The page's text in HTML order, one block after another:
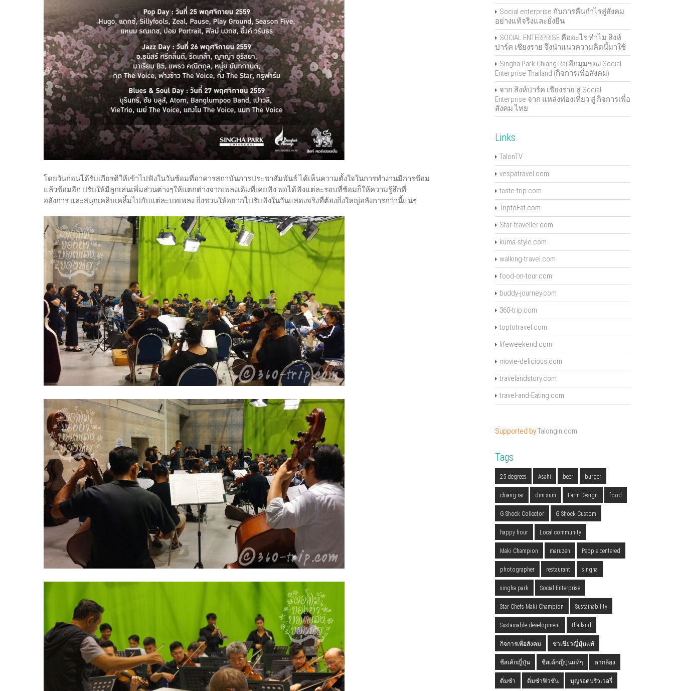
โดยวันก่อนได้รับเกียรติให้เข้าไปฟังในวันซ้อมที่อาคารสถาบันการประชาสัมพันธ์ ได้เห็นความตั้งใจในการทำงานมีการซ้อม
แล้วซ้อมอีก ปรับให้มีลูกเล่นเพิ่มส่วนต่างๆให้แตกต่างจากเพลงเดิมที่เคยฟัง พอได้ฟังแต่ละรอบที่ซ้อมก็ให้ความรู้สึกที่
อลังการ และสนุกเคลิบเคลิ้มไปกับแต่ละบทเพลง ยิ่งชวนให้อยากไปรับฟังในวันแสดงจริงที่ต้องยิ่งใหญ่อลังการกว่านี้แน่ๆ
Social enterprise กับการคืนกำไรสู่สังคม
อย่างแท้จริงและยั่งยืน
SOCIAL ENTERPRISE คืออะไร ทำไม สิงห์
ปาร์ค เชียงราย จึงนำแนวความคิดนี้มาใช้
Singha Park Chiang Rai อีกมุมของ Social
Enterprise Thailand (กิจการเพื่อสังคม)
จาก สิงห์ปาร์ค เชียงราย สู่ Social
Enterprise จาก แหล่งท่องเที่ยว สู่ กิจการเพื่อ
สังคม ไทย
Links
TalonTV
vespatravel.com
taste-trip.com
TriptoEat.com
Star-traveller.com
kuma-style.com
walking-travel.com
food-on-tour.com
buddy-journey.com
360-trip.com
toptotravel.com
lifeweekend.com
movie-delicious.com
travelandstory.com
travel-and-Eating.com
Supported byTalongin.com
Tags
25 degrees Asahi beer burger
chiang rai dim sum Farm Design food
G Shock Collector G Shock Custom
happy hour Local community
Maki Champion maruzen People centered
photographer restaurant singha
singha park Social Enterprise
Star Chefs Maki Champion Sustainability
Sustainable development thailand
กิจการเพื่อสังคม ชาเขียวญี่ปุ่นแท้
ชีสเค้กญี่ปุ่น ชีสเค้กญี่ปุ่นแท้ๆ ตากล้อง
ติ่มซำ ติ่มซำฟิวชั่น บุญรอดบริวเวอรี่